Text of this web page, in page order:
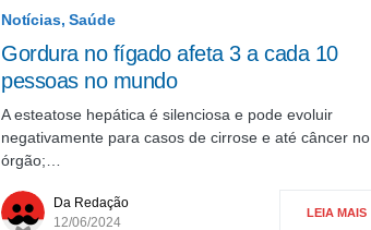
Notícias Saúde
Gordura no fígado afeta 3 a cada 10
pessoas no mundo
A esteatose hepática é silenciosa e pode evoluir
negativamente para casos de cirrose e até câncer no
órgão;…
Da Redação
12/06/2024
LEIA MAIS